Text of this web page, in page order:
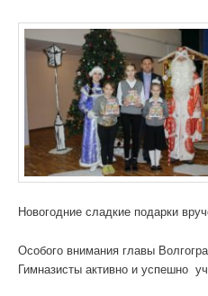
Новогодние сладкие подарки
Особого внимания главы
Гимназисты активно и успешно